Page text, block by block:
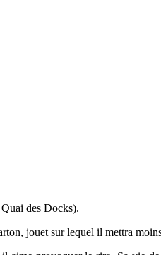
des Docks).
jouet sur lequel il mettra